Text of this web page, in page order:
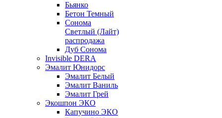
Бьянко
Бетон Темный
Сонома
Светлый (Лайт)
распродажа
Дуб Сонома
Invisible DERA
Эмалит Юнидорс
Эмалит Белый
Эмалит Ваниль
Эмалит Грей
Экошпон ЭКО
Капучино ЭКО